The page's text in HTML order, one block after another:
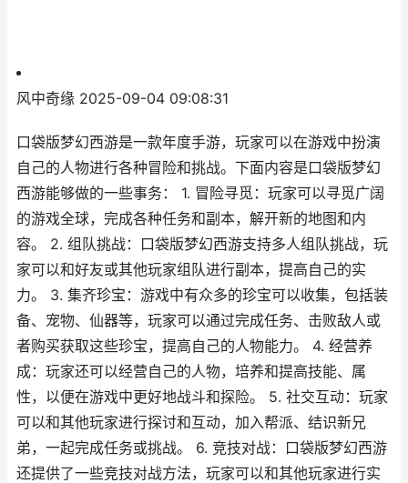
风中奇缘 2025-09-04 09:08:31
口袋版梦幻西游是一款年度手游，玩家可以在游戏中扮演
自己的人物进行各种冒险和挑战。下面内容是口袋版梦幻
西游能够做的一些事务： 1. 冒险寻觅：玩家可以寻觅广阔
的游戏全球，完成各种任务和副本，解开新的地图和内
容。 2. 组队挑战：口袋版梦幻西游支持多人组队挑战，玩
家可以和好友或其他玩家组队进行副本，提高自己的实
力。 3. 集齐珍宝：游戏中有众多的珍宝可以收集，包括装
备、宠物、仙器等，玩家可以通过完成任务、击败敌人或
者购买获取这些珍宝，提高自己的人物能力。 4. 经营养
成：玩家还可以经营自己的人物，培养和提高技能、属
性，以便在游戏中更好地战斗和探险。 5. 社交互动：玩家
可以和其他玩家进行探讨和互动，加入帮派、结识新兄
弟，一起完成任务或挑战。 6. 竞技对战：口袋版梦幻西游
还提供了一些竞技对战方法，玩家可以和其他玩家进行实